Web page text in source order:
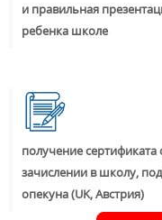
и правильная
ребенка школе
получение сертификата
зачислении в школу,
опекуна (UK, Австрия)